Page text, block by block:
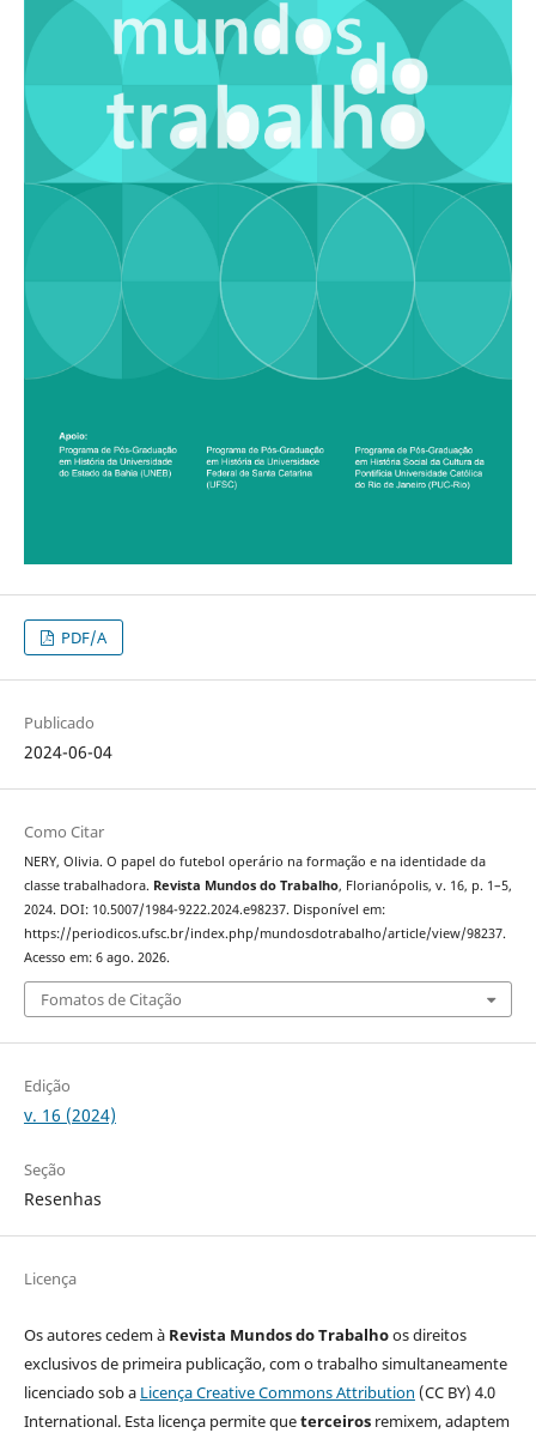
PDF/A
Publicado
2024-06-04
Como Citar
NERY, Olivia. O papel do futebol operário na formação e na identidade da
classe trabalhadora. Revista Mundos do Trabalho, Florianópolis, v. 16, p. 1–5,
2024. DOI: 10.5007/1984-9222.2024.e98237. Disponível em:
https://periodicos.ufsc.br/index.php/mundosdotrabalho/article/view/98237.
Acesso em: 6 ago. 2026.
Fomatos de Citação
Edição
v. 16 (2024)
Seção
Resenhas
Licença
Os autores cedem à Revista Mundos do Trabalhoos direitos
exclusivos de primeira publicação, com o trabalho simultaneamente
licenciado sob a Licença Creative Commons Attribution (CC BY) 4.0
International. Esta licença permite queterceirosremixem, adaptem